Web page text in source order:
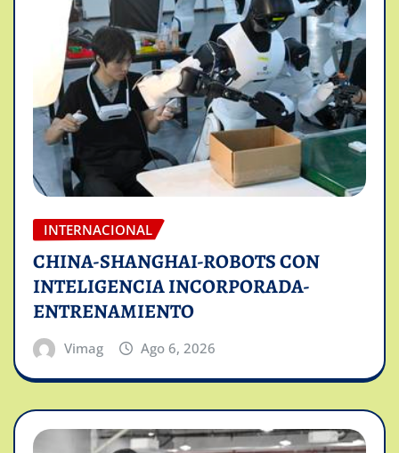
INTERNACIONAL
CHINA-SHANGHAI-ROBOTS CON
INTELIGENCIA INCORPORADA-
ENTRENAMIENTO
Vimag Ago 6, 2026